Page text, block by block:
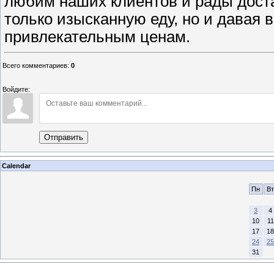
только изысканную еду, но и давая
привлекательным ценам.
Всего комментариев: 0
Войдите:
Отправить
Calendar
Пн
Вт
3
4
10
11
17
18
24
25
31